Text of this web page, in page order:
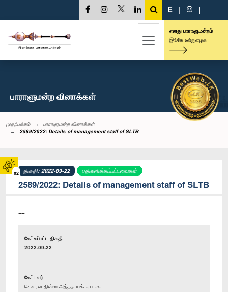
02
E | සි |
எனது பாராளுமன்றம்
இங்கே உள்நுழைக
பாராளுமன்ற வினாக்கள்
முதற்பக்கம்
பாராளுமன்ற வினாக்கள்
2589/2022: Details of management staff of SLTB
திகதி: 2022-09-22 பதிலளிக்கப்பட்டவைகள்
2589/2022: Details of management staff of SLTB
----
கேட்கப்பட்ட திகதி
2022-09-22
கேட்டவர்
கௌரவ திஸ்ஸ அத்தநாயக்க, பா.உ.